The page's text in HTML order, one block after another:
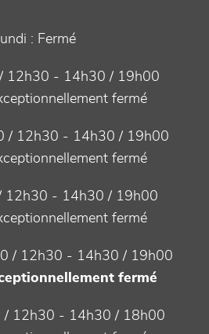
: Fermé
12h30 - 14h30 / 19h00
fermé
/ 12h30 - 14h30 / 19h00
fermé
12h30 - 14h30 / 19h00
fermé
/ 12h30 - 14h30 / 19h00
fermé
/ 12h30 - 14h30 / 18h00